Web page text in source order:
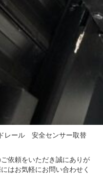
レール 安全センサー取替
依頼をいただき誠にありが
はお気軽にお問い合わせく